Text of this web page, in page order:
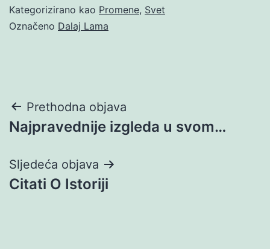
Kategorizirano kao Promene, Svet
Označeno Dalaj Lama
Navigacija
objava
Prethodna objava
Najpravednije izgleda u svom…
Sljedeća objava
Citati O Istoriji